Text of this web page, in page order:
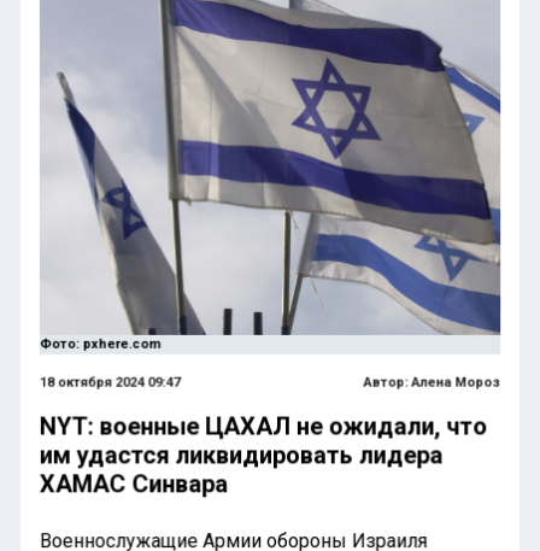
Фото: pxhere.com
18 октября 2024 09:47 Автор:Алена Мороз
NYT: военные ЦАХАЛ не ожидали, что
им удастся ликвидировать лидера
ХАМАС Синвара
Военнослужащие Армии обороны Израиля